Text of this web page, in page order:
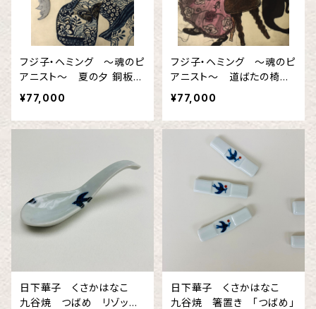
フジ子・ヘミング 〜魂のピ
アニスト〜 夏の夕 銅板画
Ingrid Fuzjko Hemming
¥77,000
フジ子・ヘミング 〜魂のピ
アニスト〜 道ばたの椅子
銅板画 Ingrid Fuzjko He
mming
¥77,000
日下華子 くさかはなこ
九谷焼 つばめ リゾット
日下華子 くさかはなこ
九谷焼 箸置き 「つばめ」